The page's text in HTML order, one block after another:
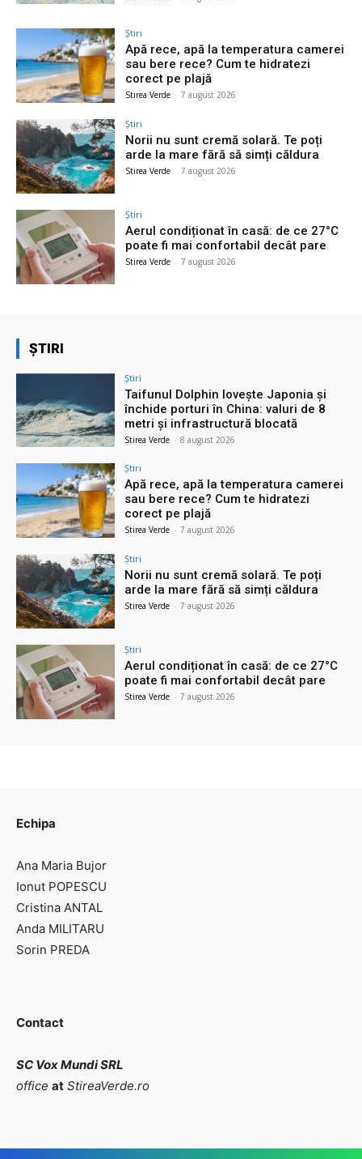
Știri
Apă rece, apă la temperatura camerei
sau bere rece? Cum te hidratezi
corect pe plajă
Stirea Verde - 7 august 2026
Știri
Norii nu sunt cremă solară. Te poți
arde la mare fără să simți căldura
Stirea Verde - 7 august 2026
Știri
Aerul condiționat în casă: de ce 27°C
poate fi mai confortabil decât pare
Stirea Verde - 7 august 2026
ȘTIRI
Știri
Taifunul Dolphin lovește Japonia și
închide porturi în China: valuri de 8
metri și infrastructură blocată
Stirea Verde - 8 august 2026
Știri
Apă rece, apă la temperatura camerei
sau bere rece? Cum te hidratezi
corect pe plajă
Stirea Verde - 7 august 2026
Știri
Norii nu sunt cremă solară. Te poți
arde la mare fără să simți căldura
Stirea Verde - 7 august 2026
Știri
Aerul condiționat în casă: de ce 27°C
poate fi mai confortabil decât pare
Stirea Verde - 7 august 2026
Echipa
Ana Maria Bujor
Ionut POPESCU
Cristina ANTAL
Anda MILITARU
Sorin PREDA
Contact
SC Vox Mundi SRL
office at StireaVerde.ro